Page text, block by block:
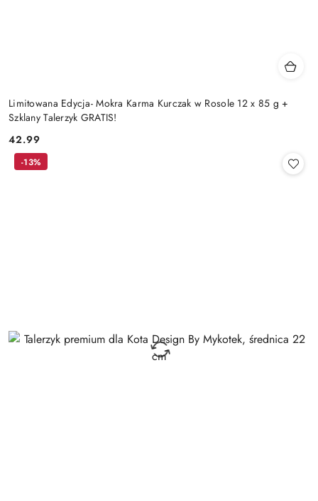
Limitowana Edycja- Mokra Karma Kurczak w Rosole 12 x 85 g +
Szklany Talerzyk GRATIS!
Cena:
42.99
-13%